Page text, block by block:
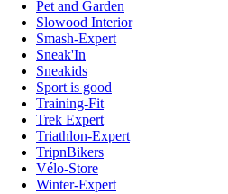
Pet and Garden
Slowood Interior
Smash-Expert
Sneak'In
Sneakids
Sport is good
Training-Fit
Trek Expert
Triathlon-Expert
TripnBikers
Vélo-Store
Winter-Expert